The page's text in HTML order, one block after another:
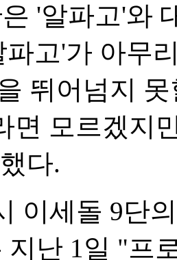
'알파고'와
파고'가 아무
뛰어넘지
면 모르겠지
다.
이세돌 9단
지난 1일 "프